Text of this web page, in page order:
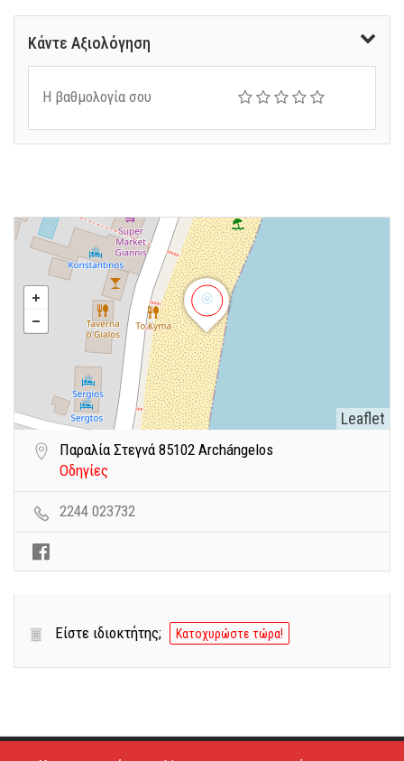
Κάντε Αξιολόγηση
Η βαθμολογία σου
Leaflet
Παραλία Στεγνά 85102 Archángelos
Οδηγίες
2244 023732
Είστε ιδιοκτήτης; Κατοχυρώστε τώρα!